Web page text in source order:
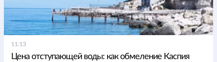
11:13
Цена отступающей воды: как обмеление Каспия